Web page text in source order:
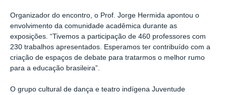
Organizador do encontro, o Prof. Jorge Hermida apontou o
envolvimento da comunidade acadêmica durante as
exposições. “Tivemos a participação de 460 professores com
230 trabalhos apresentados. Esperamos ter contribuído com a
criação de espaços de debate para tratarmos o melhor rumo
para a educação brasileira”.
O grupo cultural de dança e teatro indígena Juventude